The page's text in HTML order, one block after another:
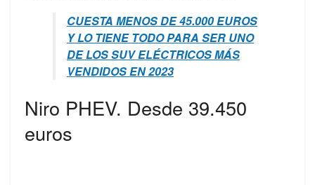
CUESTA MENOS DE 45.000 EUROS
Y LO TIENE TODO PARA SER UNO
DE LOS SUV ELÉCTRICOS MÁS
VENDIDOS EN 2023
Niro PHEV. Desde 39.450
euros